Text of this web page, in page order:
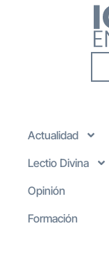
Actualidad
Lectio Divina
Opinión
Formación